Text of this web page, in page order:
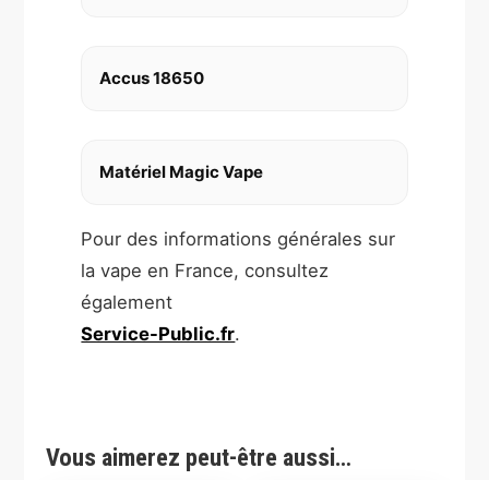
Accus 18650
Matériel Magic Vape
Pour des informations générales sur
la vape en France, consultez
également
Service-Public.fr.
Vous aimerez peut-être aussi…